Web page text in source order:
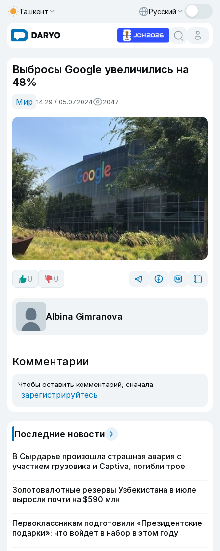
Ташкент Русский
Выбросы Google увеличились на
48%
Мир 14:29 / 05.07.2024 2047
0 0
Albina Gimranova
Комментарии
Чтобы оставить комментарий, сначала
зарегистрируйтесь
Последние новости
В Сырдарье произошла страшная авария с
участием грузовика и Captiva, погибли трое
Золотовалютные резервы Узбекистана в июле
выросли почти на $590 млн
Первоклассникам подготовили «Президентские
подарки»: что войдет в набор в этом году